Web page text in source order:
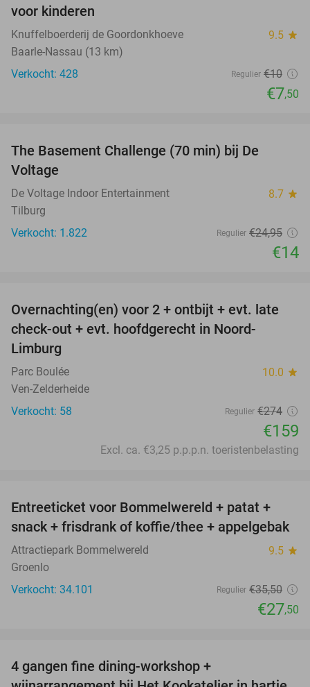
voor kinderen
Knuffelboerderij de Goordonkhoeve 9.5 star
Baarle-Nassau (13 km)
Verkocht: 428
Regulier €10
€7,50
The Basement Challenge (70 min) bij De
Voltage
De Voltage Indoor Entertainment 8.7 star
Tilburg
Verkocht: 1.822
Regulier €24,95
€14
42%
Overnachting(en) voor 2 + ontbijt + evt. late
check-out + evt. hoofdgerecht in Noord-
Limburg
Parc Boulée 10.0 star
Ven-Zelderheide
Verkocht: 58
Regulier €274
€159
Excl. ca. €3,25 p.p.p.n. toeristenbelasting
23%
Entreeticket voor Bommelwereld + patat +
snack + frisdrank of koffie/thee + appelgebak
Attractiepark Bommelwereld 9.5 star
Groenlo
Verkocht: 34.101
Regulier €35,50
€27,50
4 gangen fine dining-workshop +